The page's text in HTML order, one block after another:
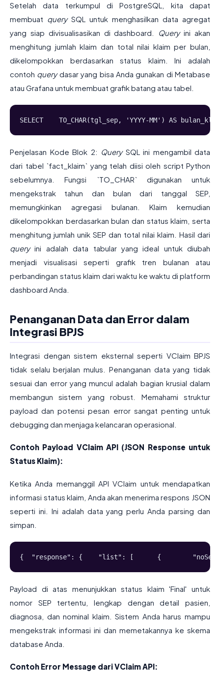
Setelah data terkumpul di PostgreSQL, kita dapat
membuat querySQL untuk menghasilkan data agregat
yang siap divisualisasikan di dashboard. Queryini akan
menghitung jumlah klaim dan total nilai klaim per bulan,
dikelompokkan berdasarkan status klaim. Ini adalah
contoh querydasar yang bisa Anda gunakan di Metabase
atau Grafana untuk membuat grafik batang atau tabel.
SELECT    TO_CHAR(tgl_sep, 'YYYY-MM') AS
Penjelasan Kode Blok 2: QuerySQL ini mengambil data
dari tabel `fact_klaim` yang telah diisi oleh script Python
sebelumnya. Fungsi `TO_CHAR` digunakan untuk
mengekstrak tahun dan bulan dari tanggal SEP,
memungkinkan agregasi bulanan. Klaim kemudian
dikelompokkan berdasarkan bulan dan status klaim, serta
menghitung jumlah unik SEP dan total nilai klaim. Hasil dari
queryini adalah data tabular yang ideal untuk diubah
menjadi visualisasi seperti grafik tren bulanan atau
perbandingan status klaim dari waktu ke waktu di platform
dashboard Anda.
Penanganan Data dan Error dalam
Integrasi BPJS
Integrasi dengan sistem eksternal seperti VClaim BPJS
tidak selalu berjalan mulus. Penanganan data yang tidak
sesuai dan error yang muncul adalah bagian krusial dalam
membangun sistem yang robust. Memahami struktur
payload dan potensi pesan error sangat penting untuk
debugging dan menjaga kelancaran operasional.
Contoh Payload VClaim API (JSON Response untuk
Status Klaim):
Ketika Anda memanggil API VClaim untuk mendapatkan
informasi status klaim, Anda akan menerima respons JSON
seperti ini. Ini adalah data yang perlu Anda parsing dan
simpan.
{  "response": {    "list": [      {        "noSep":
Payload di atas menunjukkan status klaim 'Final' untuk
nomor SEP tertentu, lengkap dengan detail pasien,
diagnosa, dan nominal klaim. Sistem Anda harus mampu
mengekstrak informasi ini dan memetakannya ke skema
database Anda.
Contoh Error Message dari VClaim API: